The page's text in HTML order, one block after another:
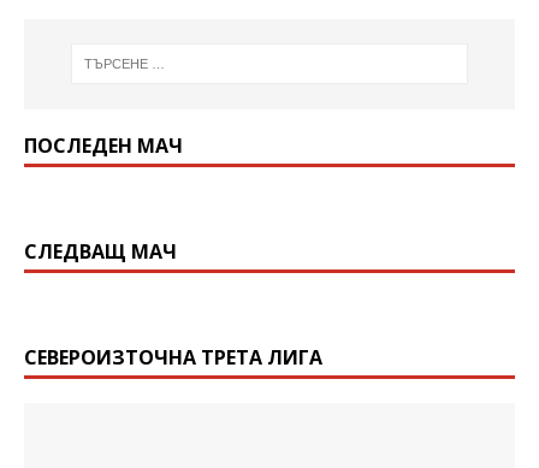
ПОСЛЕДЕН МАЧ
СЛЕДВАЩ МАЧ
СЕВЕРОИЗТОЧНА ТРЕТА ЛИГА